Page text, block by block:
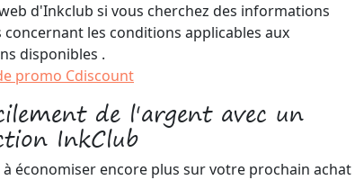
d'Inkclub si vous cherchez des informations
les conditions applicables aux
disponibles .
promo Cdiscount
de l'argent avec un
InkClub
à économiser encore plus sur votre prochain achat